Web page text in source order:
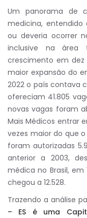
Um panorama de
medicina,
ou deveria ocorrer
inclusive na área
crescimento em dez
maior expansão do
2022 o país contava
ofereciam 41.805
novas vagas foram
Mais Médicos entrar
vezes maior do que
foram autorizadas
anterior a 2003,
médica no Brasil,
chegou a 12.528.
Trazendo a análise
– ES é uma